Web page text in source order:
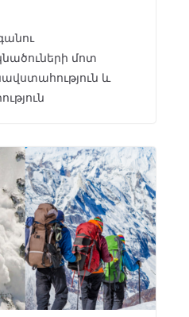
մոտ
և